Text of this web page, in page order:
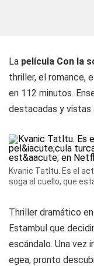
La película Con la
thriller, el romance,
en 112 minutos.
destacadas y vistas
Kvanic Tatltu. Es el
soga al cuello, que
Thriller dramático
Estambul que
escándalo. Una vez
egea, pronto